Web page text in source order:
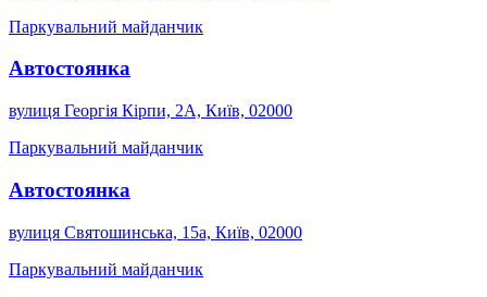
Паркувальний майданчик
Автостоянка
вулиця Георгія Кірпи, 2А, Київ, 02000
Паркувальний майданчик
Автостоянка
вулиця Святошинська, 15a, Київ, 02000
Паркувальний майданчик